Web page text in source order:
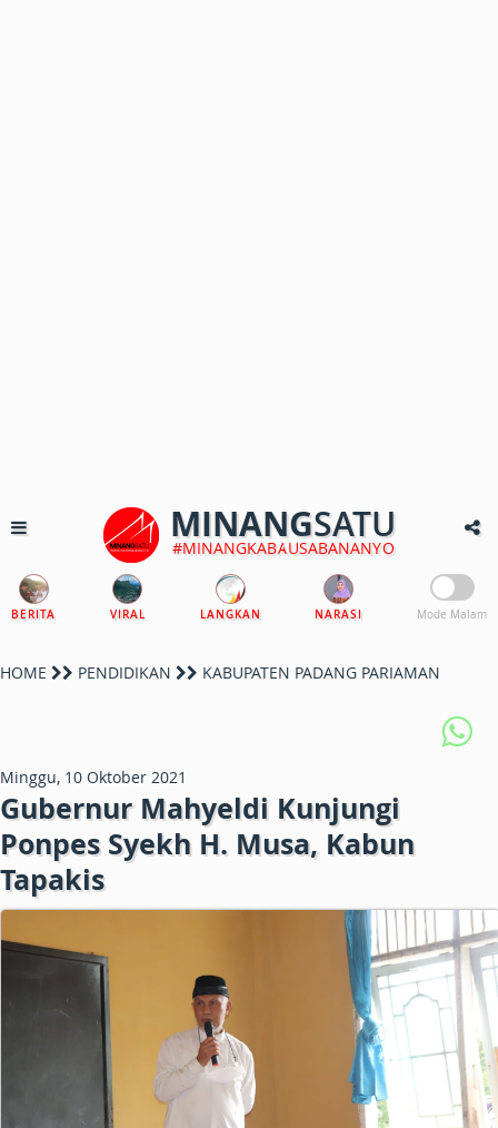
MINANGSATU
#MINANGKABAUSABANANYO
BERITA VIRAL LANGKAN NARASI Mode Malam
HOME PENDIDIKAN KABUPATEN PADANG PARIAMAN
Minggu, 10 Oktober 2021
Gubernur Mahyeldi Kunjungi
Ponpes Syekh H. Musa, Kabun
Tapakis